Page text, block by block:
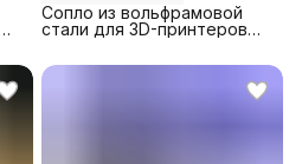
Сопло из вольфрамовой
стали для 3D-принтеров
Neo, 1.0 (1 шт.)